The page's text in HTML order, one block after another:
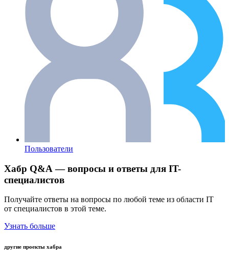
Пользователи
Хабр Q&A — вопросы и ответы для IT-
специалистов
Получайте ответы на вопросы по любой теме из области IT
от специалистов в этой теме.
Узнать больше
другие проекты хабра